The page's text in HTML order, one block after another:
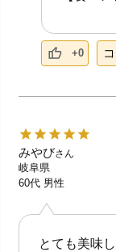
+0
みやびさん
岐阜県
60代 男性
とても美味